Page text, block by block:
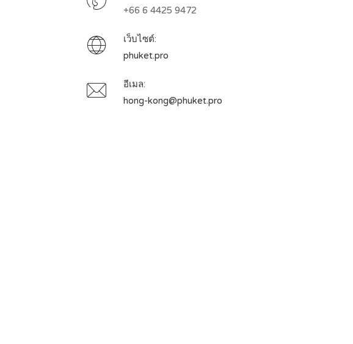
+66 6 4425 9472
เว็บไซต์:
phuket.pro
อีเมล:
hong-kong@phuket.pro